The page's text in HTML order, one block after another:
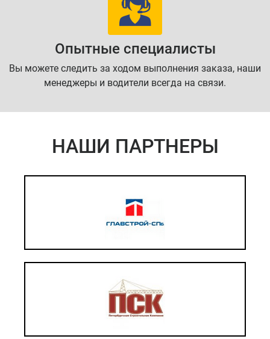
Опытные специалисты
Вы можете следить за ходом выполнения заказа, наши
менеджеры и водители всегда на связи.
НАШИ ПАРТНЕРЫ